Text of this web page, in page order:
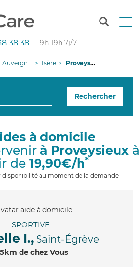
T
n
g
i
38 38 — 9h-19h 7j/7
Auvergne-Rhône-Alpes Isère Proveysieux
Rechercher
à domicile
à Proveysieuxà
de 19,90€/h*
disponibilité au moment de la demande
SPORTIVE
I., Saint-Égrève
de chez Vous